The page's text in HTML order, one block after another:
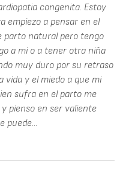
congenita. Estoy
empiezo a pensar en el
parto natural pero tengo
a mi o a tener otra niña
muy duro por su retraso
vida y el miedo a que mi
sufra en el parto me
y pienso en ser valiente
puede...